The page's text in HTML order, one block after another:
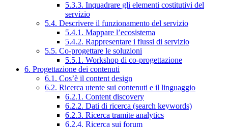
5.3.3. Inquadrare gli elementi costitutivi del
servizio
5.4. Descrivere il funzionamento del servizio
5.4.1. Mappare l’ecosistema
5.4.2. Rappresentare i flussi di servizio
5.5. Co-progettare le soluzioni
5.5.1. Workshop di co-progettazione
6. Progettazione dei contenuti
6.1. Cos’è il content design
6.2. Ricerca utente sui contenuti e il linguaggio
6.2.1. Content discovery
6.2.2. Dati di ricerca (search keywords)
6.2.3. Ricerca tramite analytics
6.2.4. Ricerca sui forum